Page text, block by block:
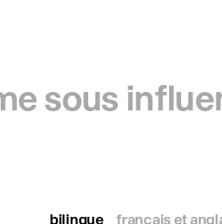
sous
bilingue
français et